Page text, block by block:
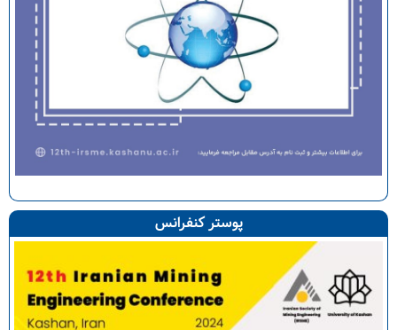
پوستر کنفرانس